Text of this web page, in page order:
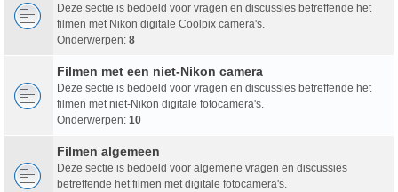
Deze sectie is bedoeld voor vragen en discussies betreffende het
filmen met Nikon digitale Coolpix camera's.
Onderwerpen: 8
Filmen met een niet-Nikon camera
Deze sectie is bedoeld voor vragen en discussies betreffende het
filmen met niet-Nikon digitale fotocamera's.
Onderwerpen: 10
Filmen algemeen
Deze sectie is bedoeld voor algemene vragen en discussies
betreffende het filmen met digitale fotocamera's.